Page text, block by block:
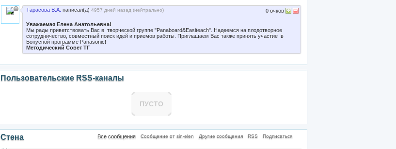
Тарасова В.А. написал(а) 4957 дней назад (нейтрально)
Уважаемая Елена Анатольевна!
Мы рады приветствовать Вас в творческой группе "Panaboard&Easiteach". Надеемся на плодотворное
сотрудничество, совместный поиск идей и приемов работы. Приглашаем Вас также принять участие в
Бонусной программе Panasonic!
Методический Совет ТГ
0 очков
Пользовательские RSS-каналы
ПУСТО
Стена Все сообщения Сообщение от sin-elen Другие сообщения RSS Подписаться